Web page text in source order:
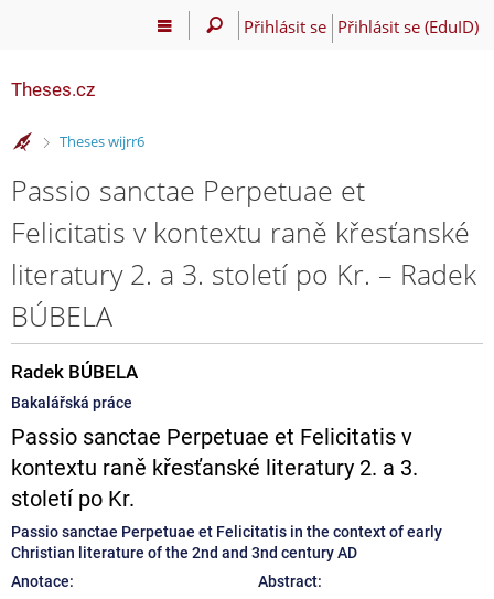
Přihlásit se Přihlásit se (EduID)
Theses.cz
>
Theses wijrr6
Passio sanctae Perpetuae et
Felicitatis v kontextu raně křesťanské
literatury 2. a 3. století po Kr. – Radek
BÚBELA
Radek BÚBELA
Bakalářská práce
Passio sanctae Perpetuae et Felicitatis v
kontextu raně křesťanské literatury 2. a 3.
století po Kr.
Passio sanctae Perpetuae et Felicitatis in the context of early
Christian literature of the 2nd and 3nd century AD
Anotace:
Abstract: